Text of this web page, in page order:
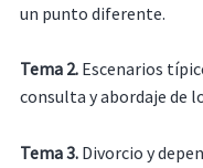
un punto diferente.
Tema 2. Escenarios
consulta y abordaje de
Tema 3. Divorcio y